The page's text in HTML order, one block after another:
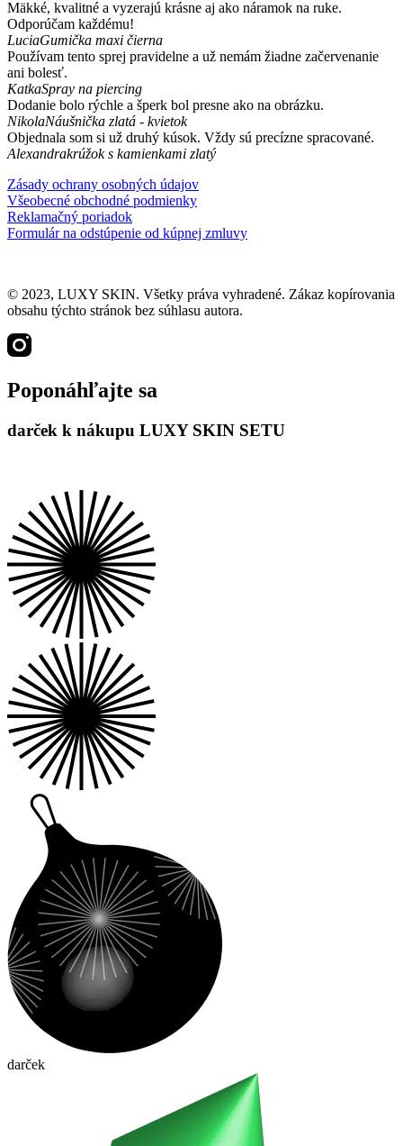
Mäkké, kvalitné a vyzerajú krásne aj ako náramok na ruke.
Odporúčam každému!
LuciaGumička maxi čierna
Používam tento sprej pravidelne a už nemám žiadne začervenanie
ani bolesť.
KatkaSpray na piercing
Dodanie bolo rýchle a šperk bol presne ako na obrázku.
NikolaNáušnička zlatá - kvietok
Objednala som si už druhý kúsok. Vždy sú precízne spracované.
Alexandrakrúžok s kamienkami zlatý
Zásady ochrany osobných údajov
Všeobecné obchodné podmienky
Reklamačný poriadok
Formulár na odstúpenie od kúpnej zmluvy
© 2023, LUXY SKIN. Všetky práva vyhradené. Zákaz kopírovania
obsahu týchto stránok bez súhlasu autora.
Poponáhľajte sa
darček k nákupu LUXY SKIN SETU
darček